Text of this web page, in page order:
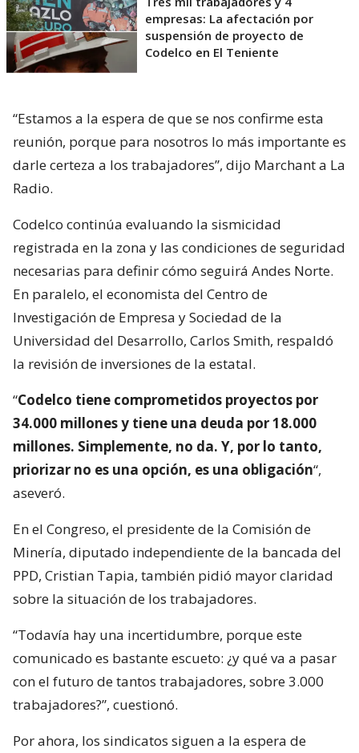
empresas: La afectación por
suspensión de proyecto de
Codelco en El Teniente
“Estamos a la espera de que se nos confirme esta
reunión, porque para nosotros lo más importante es
darle certeza a los trabajadores”, dijo Marchant a La
Radio.
Codelco continúa evaluando la sismicidad
registrada en la zona y las condiciones de seguridad
necesarias para definir cómo seguirá Andes Norte.
En paralelo, el economista del Centro de
Investigación de Empresa y Sociedad de la
Universidad del Desarrollo, Carlos Smith, respaldó
la revisión de inversiones de la estatal.
“Codelco tiene comprometidos proyectos por
34.000 millones y tiene una deuda por 18.000
millones. Simplemente, no da. Y, por lo tanto,
priorizar no es una opción, es una obligación“,
aseveró.
En el Congreso, el presidente de la Comisión de
Minería, diputado independiente de la bancada del
PPD, Cristian Tapia, también pidió mayor claridad
sobre la situación de los trabajadores.
“Todavía hay una incertidumbre, porque este
comunicado es bastante escueto: ¿y qué va a pasar
con el futuro de tantos trabajadores, sobre 3.000
trabajadores?”, cuestionó.
Por ahora, los sindicatos siguen a la espera de